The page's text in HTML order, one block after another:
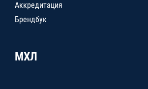
Аккредитация
Брендбук
МХЛ